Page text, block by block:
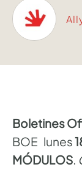
Boletines
BOE lunes
MÓDULOS.